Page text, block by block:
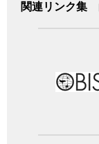
関連リンク集